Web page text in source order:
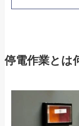
停電作業とは